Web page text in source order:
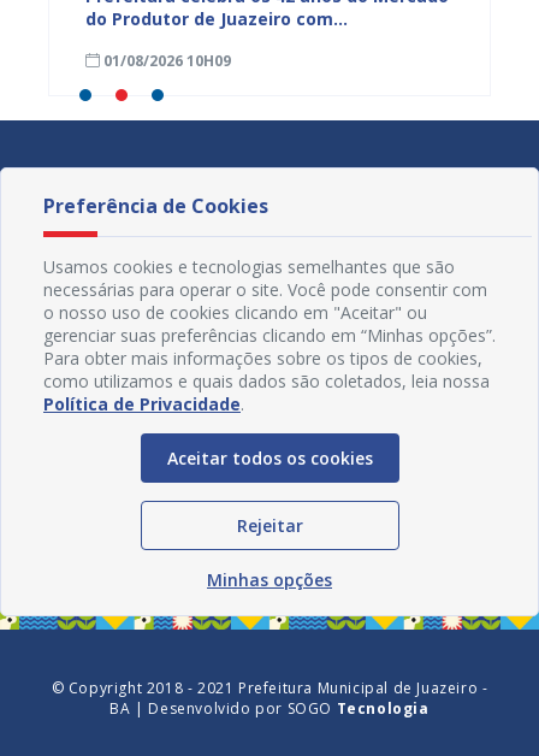
do Produtor de Juazeiro com
01/08/2026 10H09
Redes Sociais
© Copyright 2018 - 2021 Prefeitura Municipal de Juazeiro -
BA | Desenvolvido por SOGO Tecnologia
Preferência de Cookies
Usamos cookies e tecnologias semelhantes que são
necessárias para operar o site. Você pode consentir com
o nosso uso de cookies clicando em "Aceitar" ou
gerenciar suas preferências clicando em “Minhas opções”.
Para obter mais informações sobre os tipos de cookies,
como utilizamos e quais dados são coletados, leia nossa
Política de Privacidade.
Aceitar todos os cookies
Rejeitar
Minhas opções